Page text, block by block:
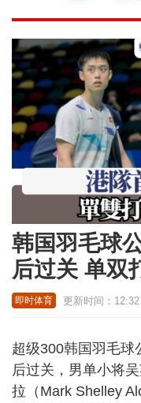
韩国羽毛球
后过关 单双
即时体育 更新时间：
超级300韩国羽毛球
后过关，男单小将
拉（Mark Shelley